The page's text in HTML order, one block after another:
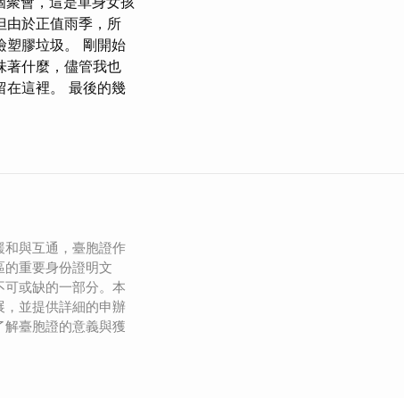
由於正值雨季，所
塑膠垃圾。 剛開始
著什麼，儘管我也
在這裡。 最後的幾
與互通，臺胞證作
重要身份證明文
或缺的一部分。本
並提供詳細的申辦
臺胞證的意義與獲